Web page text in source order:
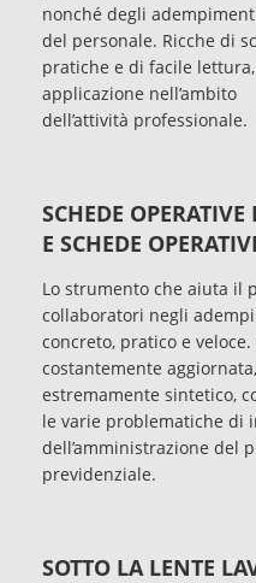
nonché degli
del personale. Ricche di
pratiche e di facile
applicazione nell’ambito
dell’attività professionale.
SCHEDE OPERATIVE
E SCHEDE
Lo strumento che aiuta il
collaboratori negli
concreto, pratico e
costantemente
estremamente sintetico,
le varie problematiche di
dell’amministrazione del
previdenziale.
SOTTO LA LENTE